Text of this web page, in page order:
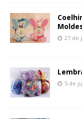
27 de
5 de